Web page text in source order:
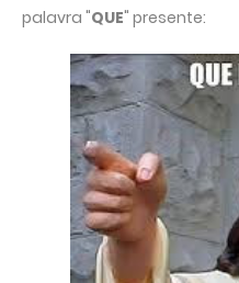
palavra "QUE" presente: